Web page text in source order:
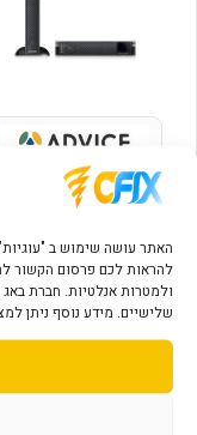
להראות לכם פרסום הקשור
שלישיים. מידע נוסף ניתן
AON1000-RM ONLINE 19"
2U ADVICE
₪ 1,943
הוסף לסל